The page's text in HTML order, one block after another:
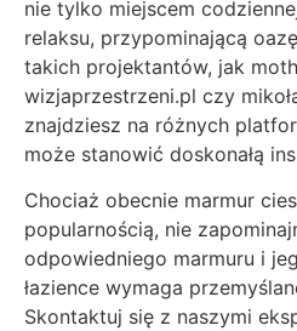
nie tylko miejscem
relaksu, przypominającą
takich projektantów, jak
wizjaprzestrzeni.pl czy
znajdziesz na różnych
może stanowić doskonałą
Chociaż obecnie marmur
popularnością, nie
odpowiedniego marmuru i
łazience wymaga
Skontaktuj się z naszymi